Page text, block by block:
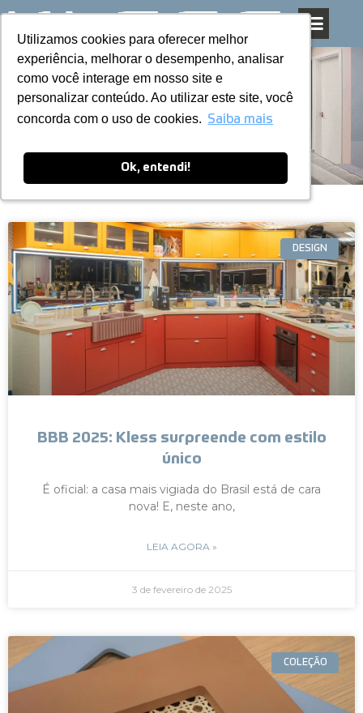
Utilizamos cookies para oferecer melhor
experiência, melhorar o desempenho, analisar
como você interage em nosso site e
personalizar conteúdo. Ao utilizar este site, você
concorda com o uso de cookies. Saiba mais
Ok, entendi!
Utilizamos cookies para oferecer melhor
experiência, melhorar o desempenho, analisar
como você interage em nosso site e
personalizar conteúdo. Ao utilizar este site, você
concorda com o uso de cookies. Saiba mais
Ok, entendi!
Pular
para
o
conteúdo
Blog
DESIGN
BBB 2025: Kless surpreende com estilo
único
É oficial: a casa mais vigiada do Brasil está de cara
nova! E, neste ano,
LEIA AGORA »
3 de fevereiro de 2025
COLEÇÃO